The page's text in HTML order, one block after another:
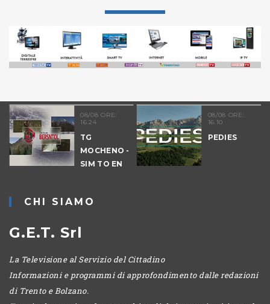
08/08 ORE:
16.24
TG
MOCHENO -
SIM TO EN
08/08 ORE:
16.10
PEDIES
CHI SIAMO
G.E.T. Srl
La Televisione al Servizio del Cittadino
Informazioni e programmi di approfondimento dalle redazioni
di Trento e Bolzano.